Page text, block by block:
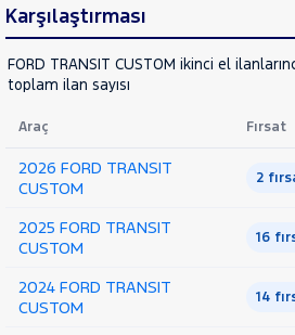
Karşılaştırması
FORD TRANSIT CUSTOM ikinci el
toplam ilan sayısı
Araç Fırsat
2026 FORD TRANSIT
CUSTOM
2
2025 FORD TRANSIT
CUSTOM
16
2024 FORD TRANSIT
CUSTOM
14